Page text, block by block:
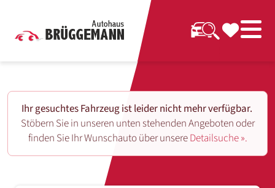
Ihr gesuchtes Fahrzeug ist leider nicht mehr verfügbar.
Stöbern Sie in unseren unten stehenden Angeboten oder
finden Sie Ihr Wunschauto über unsereDetailsuche ».